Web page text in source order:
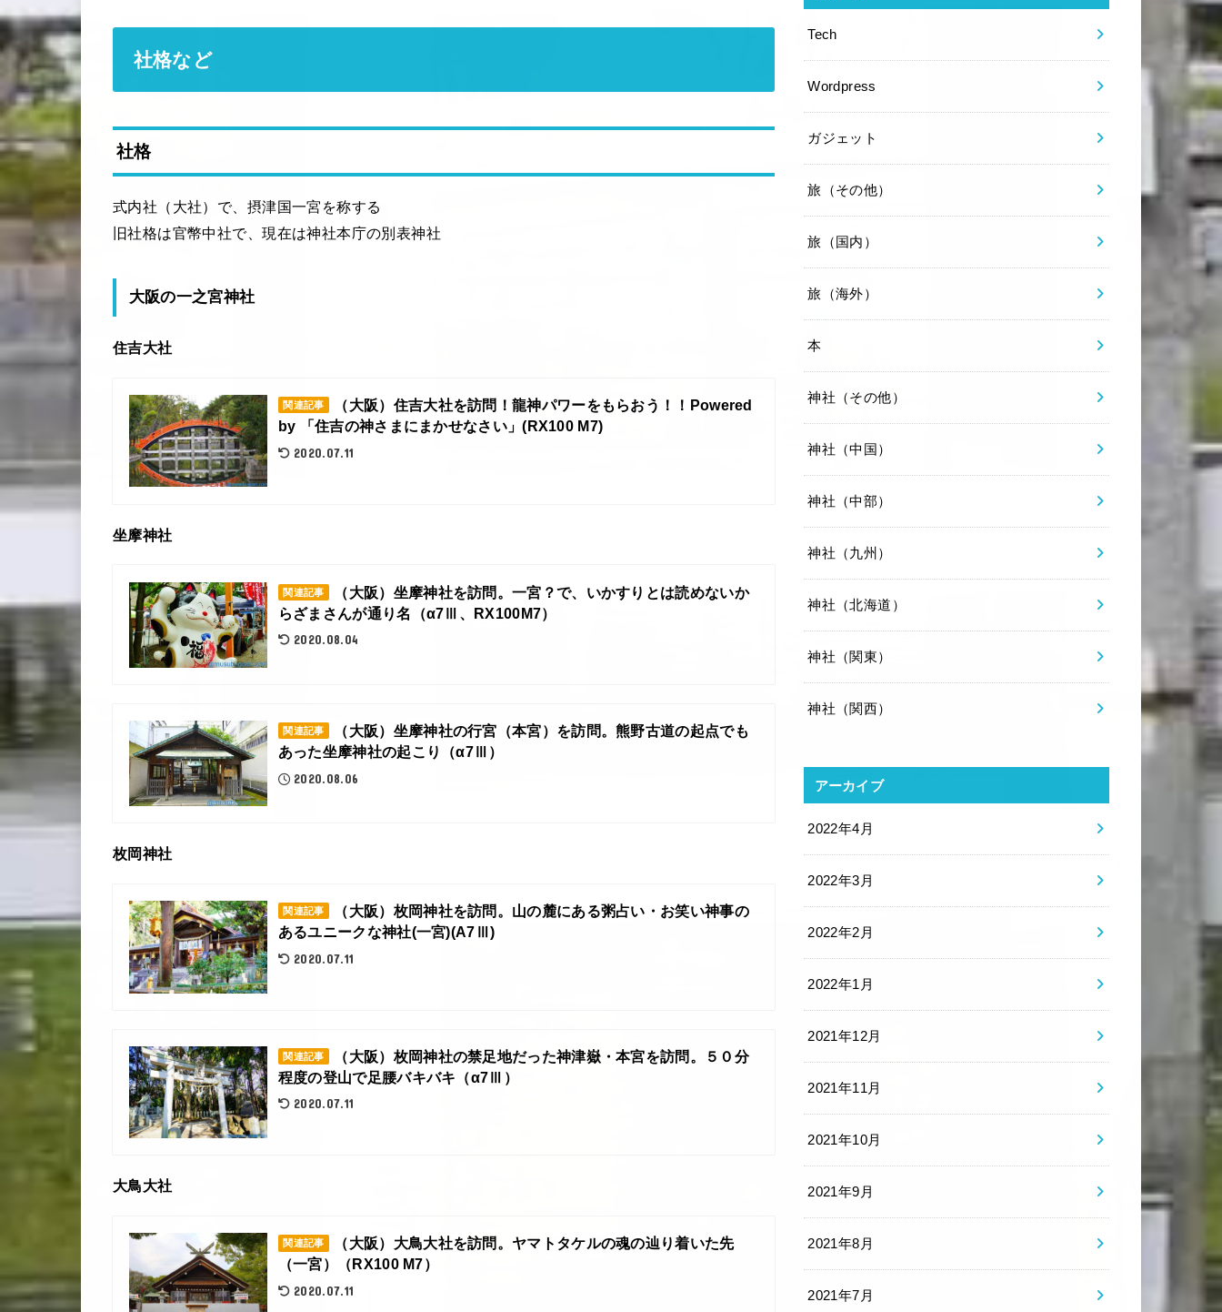
社格など
社格
式内社（大社）で、摂津国一宮を称する
旧社格は官幣中社で、現在は神社本庁の別表神社
大阪の一之宮神社
住吉大社
関連記事
（大阪）住吉大社を訪問！龍神パワーをもらおう！！Powered
by 「住吉の神さまにまかせなさい」(RX100 M7)
2020.07.11
坐摩神社
関連記事
（大阪）坐摩神社を訪問。一宮？で、いかすりとは読めないか
らざまさんが通り名（α7Ⅲ、RX100M7）
2020.08.04
関連記事
（大阪）坐摩神社の行宮（本宮）を訪問。熊野古道の起点でも
あった坐摩神社の起こり（α7Ⅲ）
2020.08.06
枚岡神社
関連記事
（大阪）枚岡神社を訪問。山の麓にある粥占い・お笑い神事の
あるユニークな神社(一宮)(A7Ⅲ)
2020.07.11
関連記事
（大阪）枚岡神社の禁足地だった神津嶽・本宮を訪問。５０分
程度の登山で足腰バキバキ（α7Ⅲ）
2020.07.11
大鳥大社
関連記事
（大阪）大鳥大社を訪問。ヤマトタケルの魂の辿り着いた先
（一宮）（RX100 M7）
2020.07.11
Tech
Wordpress
ガジェット
旅（その他）
旅（国内）
旅（海外）
本
神社（その他）
神社（中国）
神社（中部）
神社（九州）
神社（北海道）
神社（関東）
神社（関西）
アーカイブ
2022年4月
2022年3月
2022年2月
2022年1月
2021年12月
2021年11月
2021年10月
2021年9月
2021年8月
2021年7月